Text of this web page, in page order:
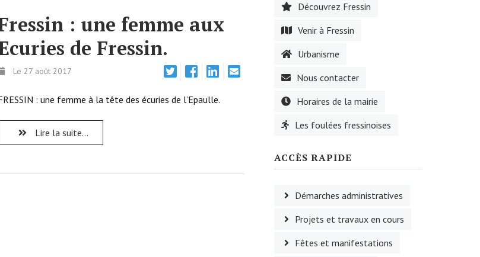
: une femme aux
de Fressin.
Le 27 août 2017
: une femme à la tête des écuries de l’Epaulle.
Lire la suite...
Découvrez Fressin
Venir à Fressin
Urbanisme
Nous contacter
Horaires de la mairie
Les foulées fressinoises
ACCÈS RAPIDE
Démarches administratives
Projets et travaux en cours
Fêtes et manifestations